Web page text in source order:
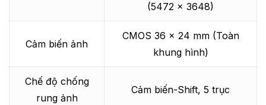
(5472 x 3648)
Cảm biến ảnh
CMOS 36 x 24 mm (Toàn
khung hình)
Chế độ chống
rung ảnh
Cảm biến-Shift, 5 trục